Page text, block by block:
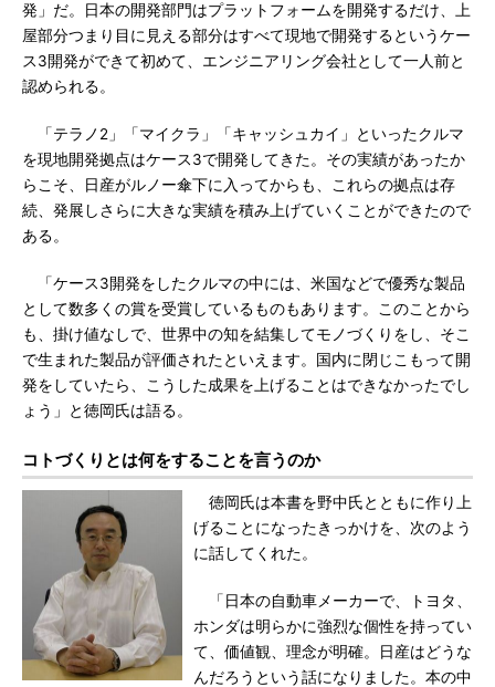
発」だ。日本の開発部門はプラットフォームを開発するだけ、上
屋部分つまり目に見える部分はすべて現地で開発するというケー
ス3開発ができて初めて、エンジニアリング会社として一人前と
認められる。
「テラノ2」「マイクラ」「キャッシュカイ」といったクルマ
を現地開発拠点はケース3で開発してきた。その実績があったか
らこそ、日産がルノー傘下に入ってからも、これらの拠点は存
続、発展しさらに大きな実績を積み上げていくことができたので
ある。
「ケース3開発をしたクルマの中には、米国などで優秀な製品
として数多くの賞を受賞しているものもあります。このことから
も、掛け値なしで、世界中の知を結集してモノづくりをし、そこ
で生まれた製品が評価されたといえます。国内に閉じこもって開
発をしていたら、こうした成果を上げることはできなかったでし
ょう」と徳岡氏は語る。
コトづくりとは何をすることを言うのか
徳岡氏は本書を野中氏とともに作り上
げることになったきっかけを、次のよう
に話してくれた。
「日本の自動車メーカーで、トヨタ、
ホンダは明らかに強烈な個性を持ってい
て、価値観、理念が明確。日産はどうな
んだろうという話になりました。本の中